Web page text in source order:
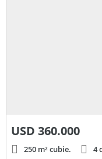
USD 360.000
250 m² cubie. 4